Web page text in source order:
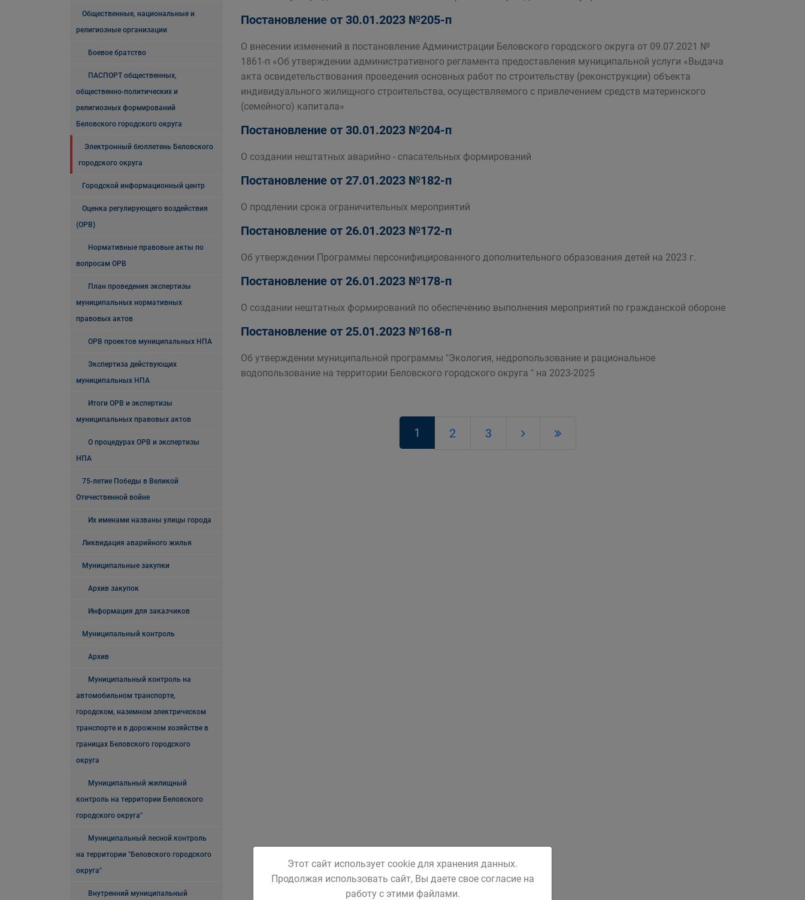
Общественные, национальные и
религиозные организации
Боевое братство
ПАСПОРТ общественных,
общественно-политических и
религиозных формирований
Беловского городского округа
Электронный бюллетень Беловского
городского округа
Городской информационный центр
Оценка регулирующего воздействия
(ОРВ)
Нормативные правовые акты по
вопросам ОРВ
План проведения экспертизы
муниципальных нормативных
правовых актов
ОРВ проектов муниципальных НПА
Экспертиза действующих
муниципальных НПА
Итоги ОРВ и экспертизы
муниципальных правовых актов
О процедурах ОРВ и экспертизы
НПА
75-летие Победы в Великой
Отечественной войне
Их именами названы улицы города
Ликвидация аварийного жилья
Муниципальные закупки
Архив закупок
Информация для заказчиков
Муниципальный контроль
Архив
Муниципальный контроль на
автомобильном транспорте,
городском, наземном электрическом
транспорте и в дорожном хозяйстве в
границах Беловского городского
округа
Муниципальный жилищный
контроль на территории Беловского
городского округа"
Муниципальный лесной контроль
на территории "Беловского городского
округа"
Внутренний муниципальный
Постановление от 30.01.2023 №205-п
О внесении изменений в постановление Администрации Беловского городского округа от 09.07.2021 №
1861-п «Об утверждении административного регламента предоставления муниципальной услуги «Выдача
акта освидетельствования проведения основных работ по строительству (реконструкции) объекта
индивидуального жилищного строительства, осуществляемого с привлечением средств материнского
(семейного) капитала»
Постановление от 30.01.2023 №204-п
О создании нештатных аварийно - спасательных формирований
Постановление от 27.01.2023 №182-п
О продлении срока ограничительных мероприятий
Постановление от 26.01.2023 №172-п
Об утверждении Программы персонифицированного дополнительного образования детей на 2023 г.
Постановление от 26.01.2023 №178-п
О создании нештатных формирований по обеспечению выполнения мероприятий по гражданской обороне
Постановление от 25.01.2023 №168-п
Об утверждении муниципальной программы "Экология, недропользование и рациональное
водопользование на территории Беловского городского округа " на 2023-2025
1 2 3
Этот сайт использует cookie для хранения данных.
Продолжая использовать сайт, Вы даете свое согласие на
работу с этими файлами.